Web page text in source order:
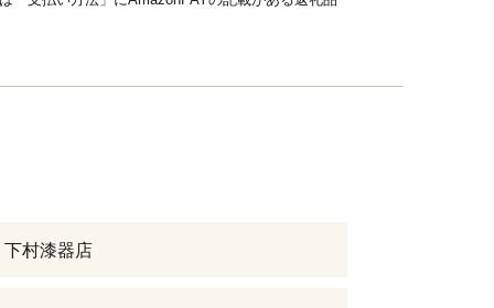
下村漆器店